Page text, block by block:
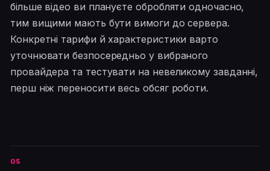
більше відео ви плануєте обробляти одночасно,
тим вищими мають бути вимоги до сервера.
Конкретні тарифи й характеристики варто
уточнювати безпосередньо у вибраного
провайдера та тестувати на невеликому завданні,
перш ніж переносити весь обсяг роботи.